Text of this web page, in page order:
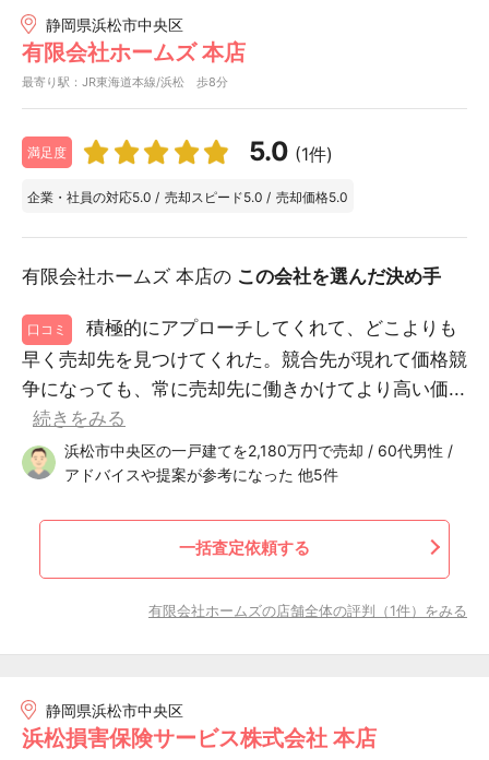
静岡県浜松市中央区
有限会社ホームズ 本店
最寄り駅：JR東海道本線/浜松 歩8分
満足度 5.0 (1件)
企業・社員の対応5.0 / 売却スピード5.0 / 売却価格5.0
有限会社ホームズ 本店の この会社を選んだ決め手
口コミ
積極的にアプローチしてくれて、どこよりも
早く売却先を見つけてくれた。競合先が現れて価格競
争になっても、常に売却先に働きかけてより高い価...
続きをみる
浜松市中央区の一戸建てを2,180万円で売却 / 60代男性 /
アドバイスや提案が参考になった 他5件
一括査定依頼する
有限会社ホームズの店舗全体の評判（1件）をみる
静岡県浜松市中央区
浜松損害保険サービス株式会社 本店